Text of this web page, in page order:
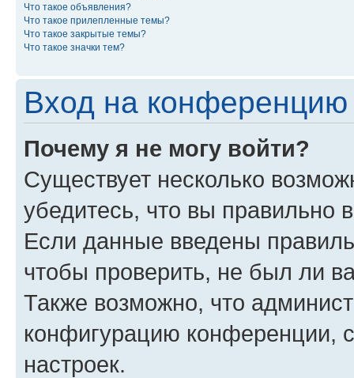
Что такое объявления?
Что такое прилепленные темы?
Что такое закрытые темы?
Что такое значки тем?
Вход на конференцию
Почему я не могу войти?
Существует несколько
убедитесь, что вы правильно
Если данные введены
чтобы проверить, не был ли
Также возможно, что
конфигурацию конференции,
настроек.